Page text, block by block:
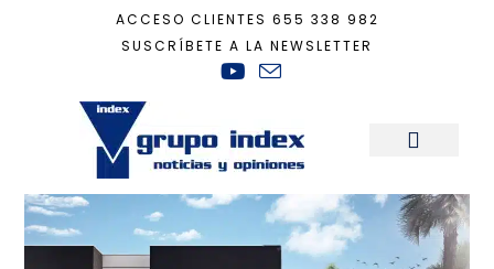
ACCESO CLIENTES 655 338 982
SUSCRÍBETE A LA NEWSLETTER
casa ecologica